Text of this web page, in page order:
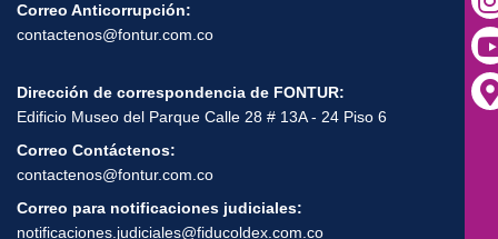
Correo Anticorrupción:
contactenos@fontur.com.co
Dirección de correspondencia de FONTUR:
Edificio Museo del Parque Calle 28 # 13A - 24 Piso 6
Correo Contáctenos:
contactenos@fontur.com.co
Correo para notificaciones judiciales: